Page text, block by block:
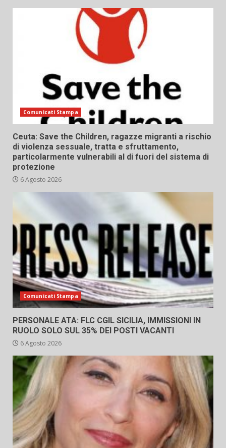
Comunicati Stampa
Ceuta: Save the Children, ragazze migranti a rischio
di violenza sessuale, tratta e sfruttamento,
particolarmente vulnerabili al di fuori del sistema di
protezione
6 Agosto 2026
Comunicati Stampa
PERSONALE ATA: FLC CGIL SICILIA, IMMISSIONI IN
RUOLO SOLO SUL 35% DEI POSTI VACANTI
6 Agosto 2026